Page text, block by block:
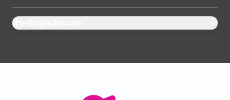
สำหรับผู้สมัครงาน